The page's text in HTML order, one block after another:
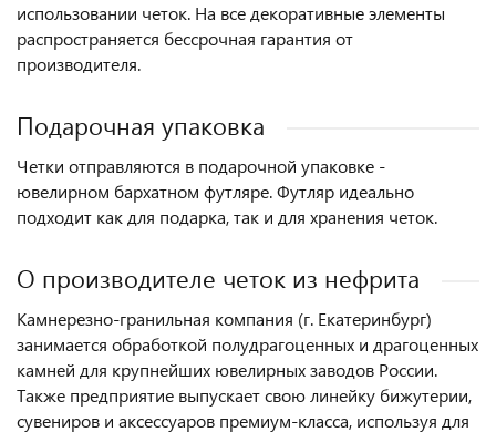
использовании четок. На все декоративные элементы
распространяется бессрочная гарантия от
производителя.
Подарочная упаковка
Четки отправляются в подарочной упаковке -
ювелирном бархатном футляре. Футляр идеально
подходит как для подарка, так и для хранения четок.
О производителе четок из нефрита
Камнерезно-гранильная компания (г. Екатеринбург)
занимается обработкой полудрагоценных и драгоценных
камней для крупнейших ювелирных заводов России.
Также предприятие выпускает свою линейку бижутерии,
сувениров и аксессуаров премиум-класса, используя для